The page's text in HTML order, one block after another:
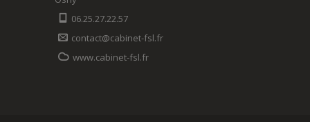
06.25.27.22.57
contact@cabinet-fsl.fr
www.cabinet-fsl.fr